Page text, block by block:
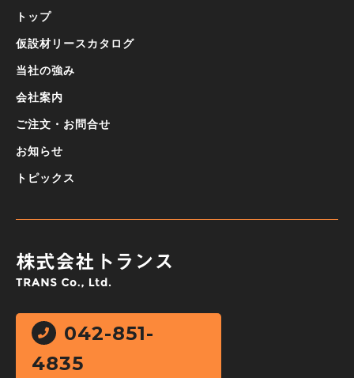
トップ
仮設材リースカタログ
当社の強み
会社案内
ご注文・お問合せ
お知らせ
トピックス
042-851-
4835